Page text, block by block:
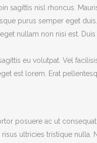
sagittis nisl rhoncus.
purus semper eget
nullam non nisi est.
eu volutpat. Vel
est lorem. Erat
posuere ac ut
ultricies tristique